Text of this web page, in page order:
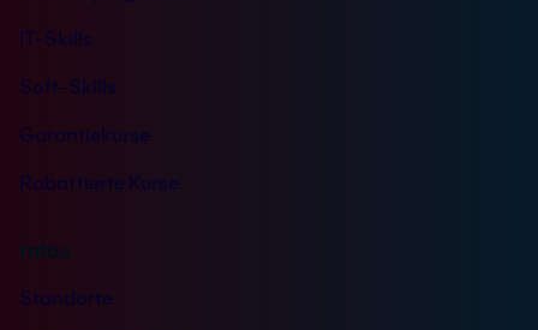
IT-Skills
Soft-Skills
Garantiekurse
Rabattierte Kurse
Infos
Standorte